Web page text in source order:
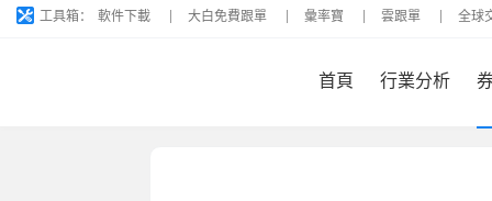
工具箱： 軟件下載 大白免費跟單 彙率寶 雲跟單 全球
首頁 行業分析